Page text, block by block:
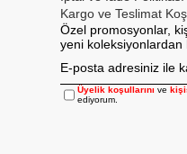
Kargo ve Teslimat
Özel promosyonlar,
yeni koleksiyonlardan
Üyelik koşullarını ve
ediyorum.